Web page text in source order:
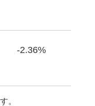
-2.36%
。